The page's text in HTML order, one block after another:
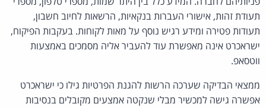
תעודת זהות, אישורי העברות בנקאיות, הרשאות לחיוב חשבון,
תעודות פטירה ומידע רגיש נוסף על מאות לקוחות. בעקבות הפיקוח,
ישראכרט אינה מאפשרת עוד להעביר אליה מסמכים באמצעות
ווטסאפ.
ממצאי הבדיקה שערכה הרשות להגנת הפרטיות גילו כי ישראכרט
אפשרה גישה למכשיר מבלי שנקטה אמצעים מקובלים בנסיבות